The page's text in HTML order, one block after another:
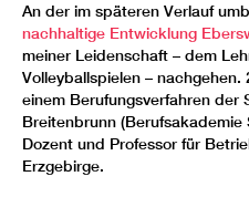
An der im späteren Verlauf
nachhaltige Entwicklung
meiner Leidenschaft – dem
Volleyballspielen –
einem Berufungsverfahren der
Breitenbrunn
Dozent und Professor für
Erzgebirge.